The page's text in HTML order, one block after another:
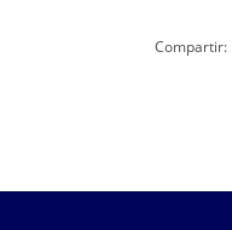
Compartir: